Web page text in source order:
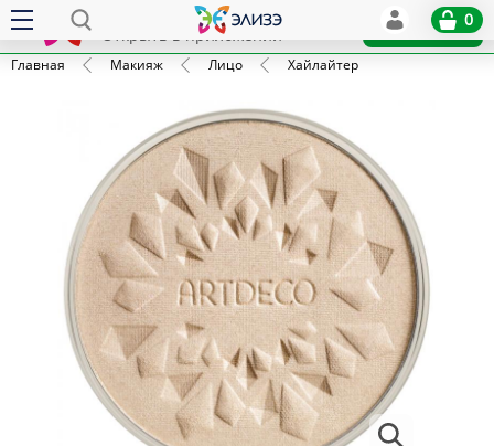
x
Открыть в приложении
Установить
0
Главная Макияж Лицо Хайлайтер